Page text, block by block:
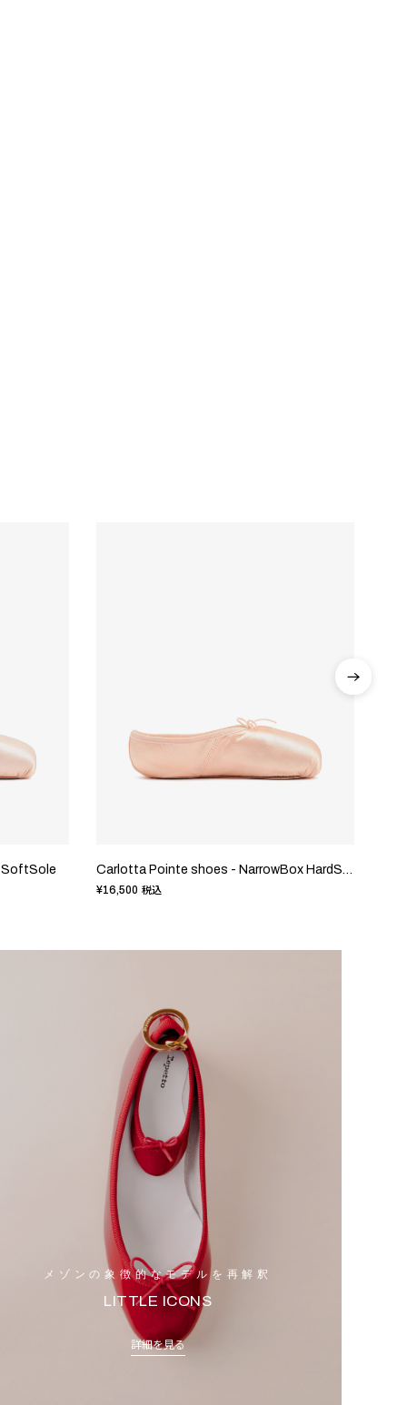
SoftSole Carlotta Pointe shoes - NarrowBox HardSole
¥16,500 税込
メゾンの象徴的なモデルを再解釈
LITTLE ICONS
詳細を見る